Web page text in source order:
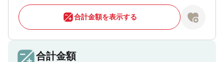
合計金額を表示する
合計金額